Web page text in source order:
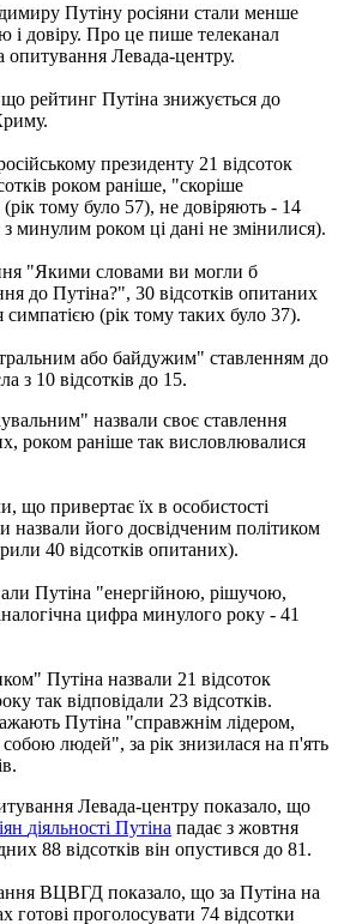
Путіну росіяни стали менше
і довіру. Про це пише телеканал
опитування Левада-центру.
рейтинг Путіна знижується до
президенту 21 відсоток
роком раніше, "скоріше
тому було 57), не довіряють - 14
з минулим роком ці дані не змінилися).
"Якими словами ви могли б
до Путіна?", 30 відсотків опитаних
симпатією (рік тому таких було 37).
або байдужим" ставленням до
з 10 відсотків до 15.
назвали своє ставлення
роком раніше так висловлювалися
що привертає їх в особистості
назвали його досвідченим політиком
40 відсотків опитаних).
Путіна "енергійною, рішучою,
цифра минулого року - 41
Путіна назвали 21 відсоток
так відповідали 23 відсотків.
Путіна "справжнім лідером,
людей", за рік знизилася на п'ять
Левада-центру показало, що
діяльності Путіна падає з жовтня
х 88 відсотків він опустився до 81 .
ВЦВГД показало, що за Путіна на
готові проголосувати 74 відсотки